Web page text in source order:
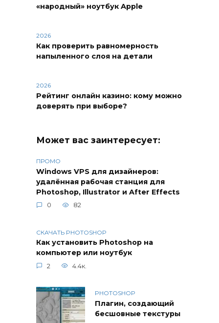
«народный» ноутбук Apple
2026
Как проверить равномерность
напыленного слоя на детали
2026
Рейтинг онлайн казино: кому можно
доверять при выборе?
Может вас заинтересует:
ПРОМО
Windows VPS для дизайнеров:
удалённая рабочая станция для
Photoshop, Illustrator и After Effects
0 82
СКАЧАТЬ PHOTOSHOP
Как установить Photoshop на
компьютер или ноутбук
2 4.4к.
PHOTOSHOP
Плагин, создающий
бесшовные текстуры